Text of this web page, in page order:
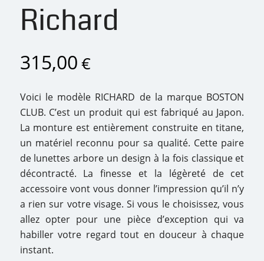
Richard
315,00€
Voici le modèle RICHARD de la marque BOSTON
CLUB. C’est un produit qui est fabriqué au Japon.
La monture est entièrement construite en titane,
un matériel reconnu pour sa qualité. Cette paire
de lunettes arbore un design à la fois classique et
décontracté. La finesse et la légèreté de cet
accessoire vont vous donner l’impression qu’il n’y
a rien sur votre visage. Si vous le choisissez, vous
allez opter pour une pièce d’exception qui va
habiller votre regard tout en douceur à chaque
instant.